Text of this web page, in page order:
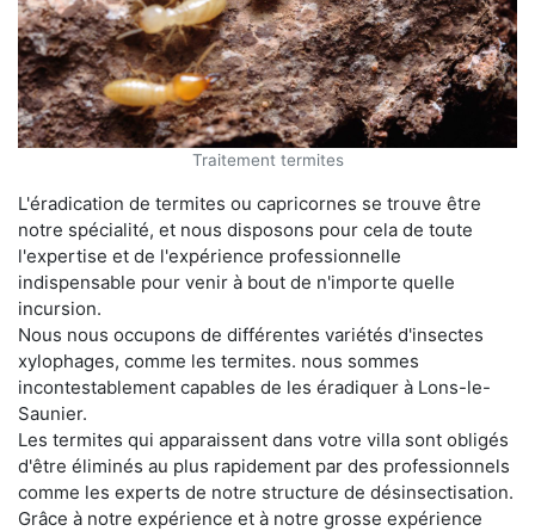
Traitement termites
L'éradication de termites ou capricornes se trouve être
notre spécialité, et nous disposons pour cela de toute
l'expertise et de l'expérience professionnelle
indispensable pour venir à bout de n'importe quelle
incursion.
Nous nous occupons de différentes variétés d'insectes
xylophages, comme les termites. nous sommes
incontestablement capables de les éradiquer à Lons-le-
Saunier.
Les termites qui apparaissent dans votre villa sont obligés
d'être éliminés au plus rapidement par des professionnels
comme les experts de notre structure de désinsectisation.
Grâce à notre expérience et à notre grosse expérience